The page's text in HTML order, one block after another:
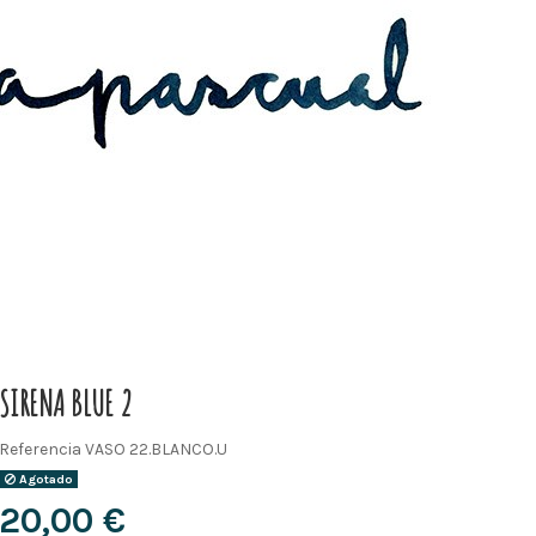
SIRENA BLUE 2
Referencia VASO 22.BLANCO.U
Agotado
20,00 €